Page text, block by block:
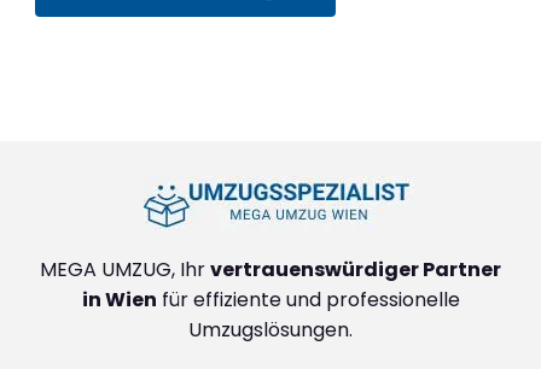
MEGA UMZUG, Ihrvertrauenswürdiger Partner
in Wien für effiziente und professionelle
Umzugslösungen.